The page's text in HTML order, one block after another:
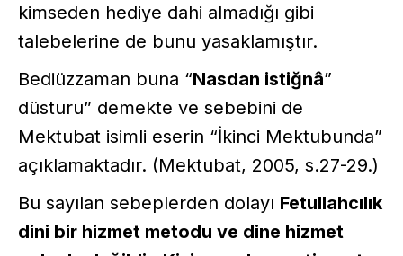
kimseden hediye dahi almadığı gibi
talebelerine de bunu yasaklamıştır.
Bediüzzaman buna “Nasdan istiğnâ”
düsturu” demekte ve sebebini de
Mektubat isimli eserin “İkinci Mektubunda”
açıklamaktadır. (Mektubat, 2005, s.27-29.)
Bu sayılan sebeplerden dolayı Fetullahcılık
dini bir hizmet metodu ve dine hizmet